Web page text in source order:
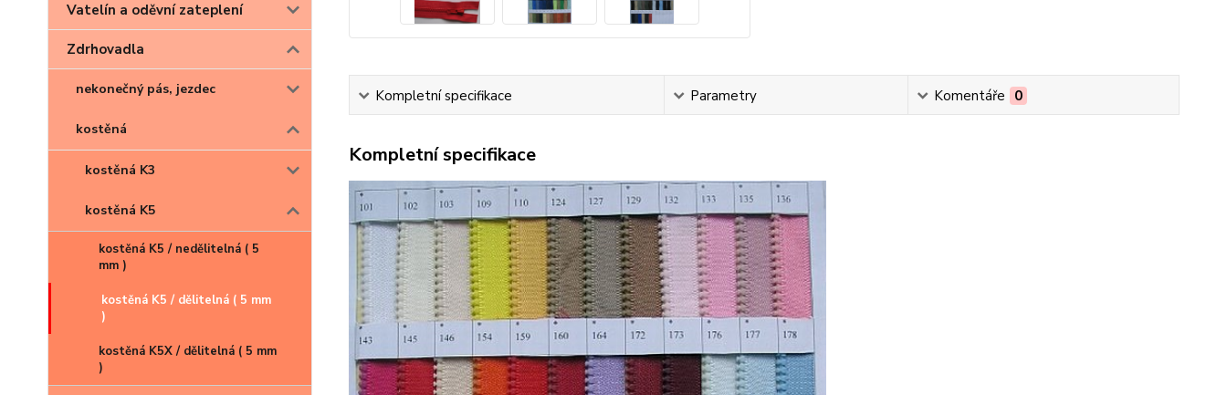
Vatelín a oděvní zateplení
Zdrhovadla
nekonečný pás, jezdec
kostěná
kostěná K3
kostěná K5
kostěná K5 / nedělitelná ( 5
mm )
kostěná K5 / dělitelná ( 5 mm
)
kostěná K5X / dělitelná ( 5 mm
)
Kompletní specifikace Parametry Komentáře 0
Kompletní specifikace